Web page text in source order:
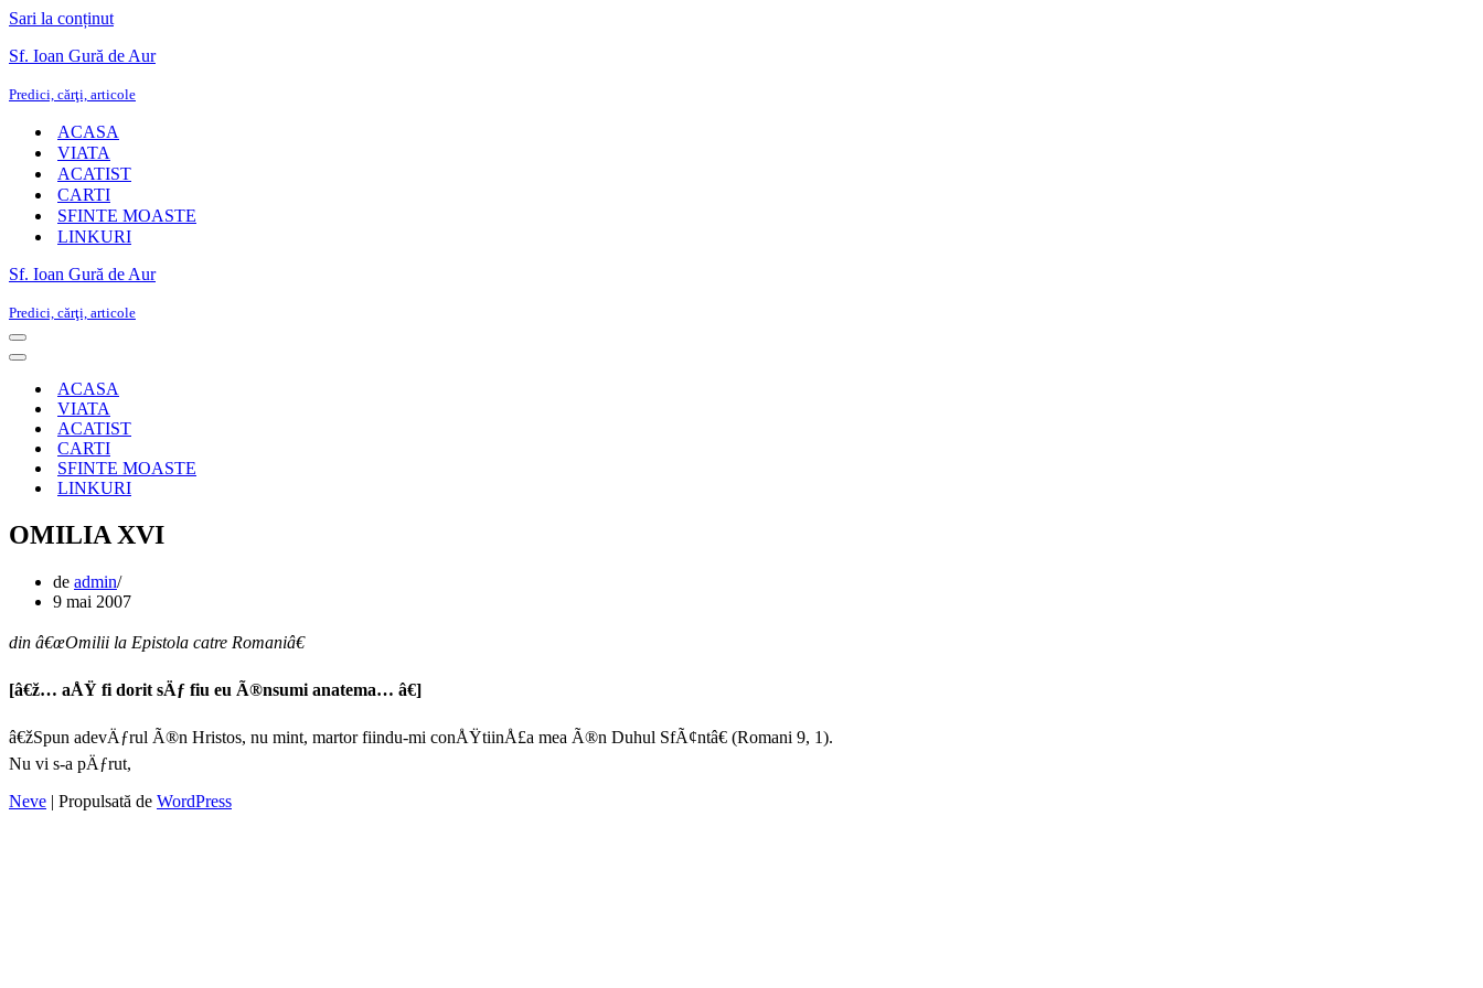
Sari la conținut
Sf. Ioan Gură de Aur
Predici, cărţi, articole
ACASA
VIATA
ACATIST
CARTI
SFINTE MOASTE
LINKURI
Sf. Ioan Gură de Aur
Predici, cărţi, articole
Meniu
de
Meniu
navigareACASA
VIATA
ACATIST
CARTI
SFINTE MOASTE
LINKURI
OMILIA XVI
de admin
9 mai 2007
din â€œOmilii la Epistola catre Romaniâ€
[â€ž… aÅŸ fi dorit sÄƒ fiu eu Ã®nsumi anatema… â€]
â€žSpun adevÄƒrul Ã®n Hristos, nu mint, martor fiindu-mi conÅŸtiinÅ£a mea Ã®n Duhul SfÃ¢ntâ€ (Romani 9, 1).
Nu vi s-a pÄƒrut,
Neve | Propulsată de WordPress